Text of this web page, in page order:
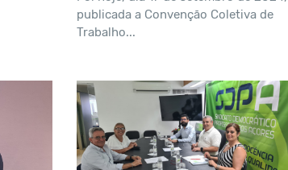
publicada a Convenção Coletiva de
Trabalho...